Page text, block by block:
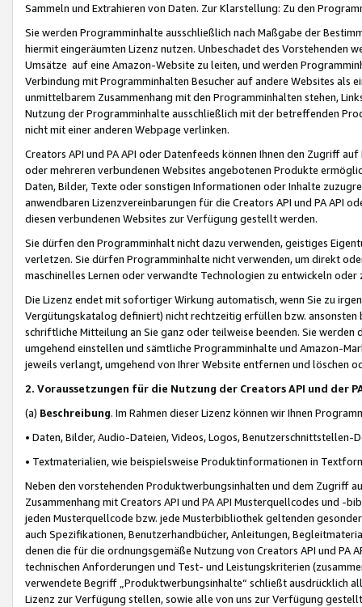
Sammeln und Extrahieren von Daten. Zur Klarstellung: Zu den
Sie werden Programminhalte ausschließlich nach Maßgabe der
hiermit eingeräumten Lizenz nutzen. Unbeschadet des Vorstehenden
Umsätze auf eine Amazon-Website zu leiten, und werden
Verbindung mit Programminhalten Besucher auf andere Websites als
unmittelbarem Zusammenhang mit den Programminhalten stehen,
Nutzung der Programminhalte ausschließlich mit der betreffenden
nicht mit einer anderen Webpage verlinken.
Creators API und PA API oder Datenfeeds können Ihnen den Zugriff
oder mehreren verbundenen Websites angebotenen Produkte
Daten, Bilder, Texte oder sonstigen Informationen oder Inhalte
anwendbaren Lizenzvereinbarungen für die Creators API und PA API
diesen verbundenen Websites zur Verfügung gestellt werden.
Sie dürfen den Programminhalt nicht dazu verwenden, geistiges
verletzen. Sie dürfen Programminhalte nicht verwenden, um direkt
maschinelles Lernen oder verwandte Technologien zu entwickeln
Die Lizenz endet mit sofortiger Wirkung automatisch, wenn Sie zu
Vergütungskatalog definiert) nicht rechtzeitig erfüllen bzw. ansonsten
schriftliche Mitteilung an Sie ganz oder teilweise beenden. Sie werden
umgehend einstellen und sämtliche Programminhalte und Amazon-
jeweils verlangt, umgehend von Ihrer Website entfernen und löschen
2. Voraussetzungen für die Nutzung der Creators API und der
(a) Beschreibung. Im Rahmen dieser Lizenz können wir Ihnen
• Daten, Bilder, Audio-Dateien, Videos, Logos, Benutzerschnittstellen-
• Textmaterialien, wie beispielsweise Produktinformationen in
Neben den vorstehenden Produktwerbungsinhalten und dem Zugriff
Zusammenhang mit Creators API und PA API Musterquellcodes und
jeden Musterquellcode bzw. jede Musterbibliothek geltenden
auch Spezifikationen, Benutzerhandbücher, Anleitungen,
denen die für die ordnungsgemäße Nutzung von Creators API und PA
technischen Anforderungen und Test- und Leistungskriterien
verwendete Begriff „Produktwerbungsinhalte“ schließt ausdrücklich
Lizenz zur Verfügung stellen, sowie alle von uns zur Verfügung